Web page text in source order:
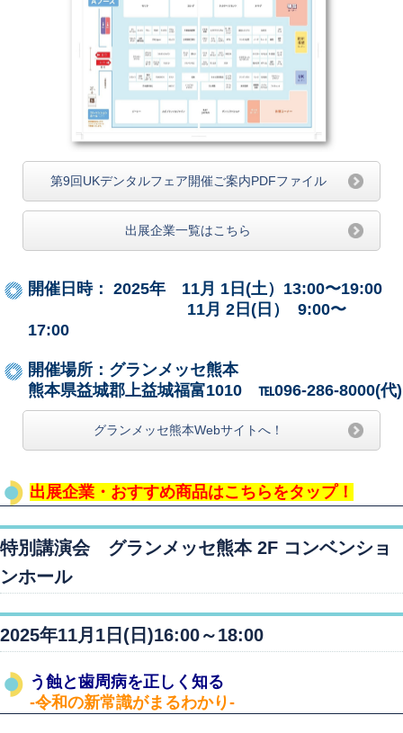
第9回UKデンタルフェア開催ご案内PDFファイル
出展企業一覧はこちら
開催日時： 2025年 11月 1日(土）13:00〜19:00
11月 2日(日） 9:00〜
17:00
開催場所：グランメッセ熊本
熊本県益城郡上益城福富1010 ℡096-286-8000(代)
グランメッセ熊本Webサイトへ！
出展企業・おすすめ商品はこちらをタップ！
特別講演会 グランメッセ熊本 2F コンベンショ
ンホール
2025年11月1日(日)16:00～18:00
う蝕と歯周病を正しく知る
-令和の新常識がまるわかり-